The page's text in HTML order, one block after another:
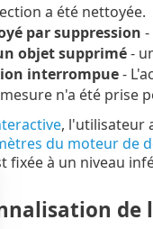
a été nettoyée.
par suppression
objet supprimé-
interrompue-
n'a été prise
, l'utilisateur
du moteur de
fixée à un niveau
de